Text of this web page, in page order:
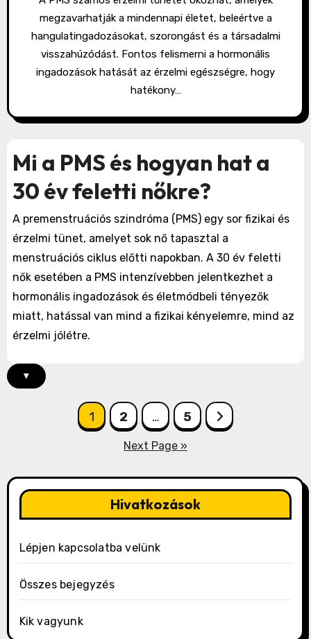
megzavarhatják a mindennapi életet, beleértve a
hangulatingadozásokat, szorongást és a társadalmi
visszahúzódást. Fontos felismerni a hormonális
ingadozások hatását az érzelmi egészségre, hogy
hatékony…
Mi a PMS és hogyan hat a
30 év feletti nőkre?
A premenstruációs szindróma (PMS) egy sor fizikai és
érzelmi tünet, amelyet sok nő tapasztal a
menstruációs ciklus előtti napokban. A 30 év feletti
nők esetében a PMS intenzívebben jelentkezhet a
hormonális ingadozások és életmódbeli tényezők
miatt, hatással van mind a fizikai kényelemre, mind az
érzelmi jólétre.
▾
1 2 … 5
Next Page »
Hivatkozások
Lépjen kapcsolatba velünk
Összes bejegyzés
Kik vagyunk